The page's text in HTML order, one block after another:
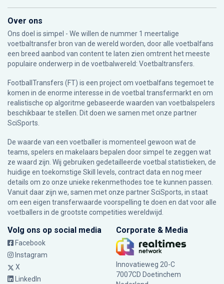
Over ons
Ons doel is simpel - We willen de nummer 1 meertalige
voetbaltransfer bron van de wereld worden, door alle voetbalfans
een breed aanbod van content te laten zien omtrent het meeste
populaire onderwerp in de voetbalwereld: Voetbaltransfers.
FootballTransfers (FT) is een project om voetbalfans tegemoet te
komen in de enorme interesse in de voetbal transfermarkt en om
realistische op algoritme gebaseerde waarden van voetbalspelers
beschikbaar te stellen. Dit doen we samen met onze partner
SciSports
De waarde van een voetballer is momenteel gewoon wat de
teams, spelers en makelaars bepalen door simpel te zeggen wat
ze waard zijn. Wij gebruiken gedetailleerde voetbal statistieken, de
huidige en toekomstige Skill levels, contract data en nog meer
details om zo onze unieke rekenmethodes toe te kunnen passen.
Vanuit daar zijn we, samen met onze partner SciSports, in staat
om een eigen transferwaarde voorspelling te doen en dat voor alle
voetballers in de grootste competities wereldwijd.
Volg ons op social media
Facebook
Instagram
X
LinkedIn
Corporate & Media
Innovatieweg 20-C
7007CD Doetinchem